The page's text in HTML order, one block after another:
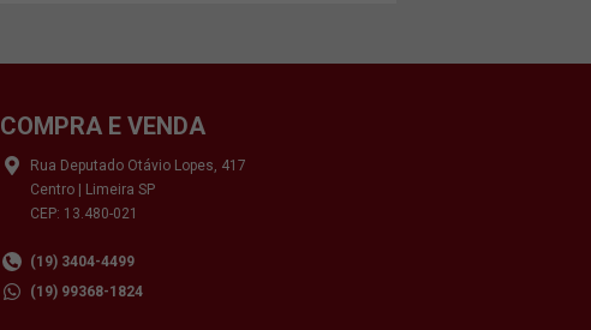
COMPRA E VENDA
Rua Deputado Otávio Lopes, 417
Centro | Limeira SP
CEP: 13.480-021
(19) 3404-4499
(19) 99368-1824